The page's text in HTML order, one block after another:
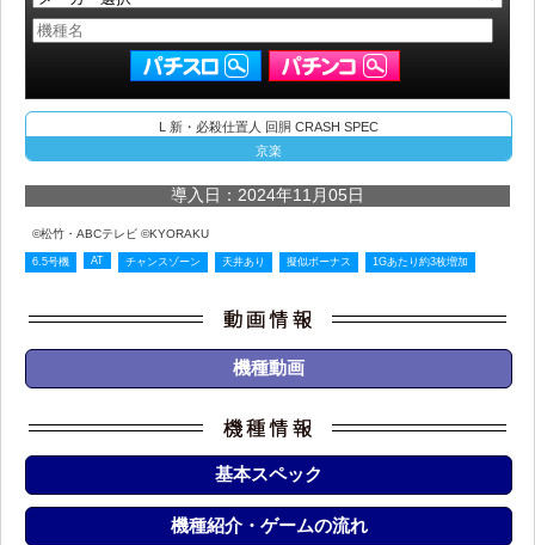
L 新・必殺仕置人 回胴 CRASH SPEC
京楽
導入日：2024年11月05日
©松竹・ABCテレビ ©KYORAKU
6.5号機 AT チャンスゾーン 天井あり 擬似ボーナス 1Gあたり約3枚増加
機種動画
基本スペック
機種紹介・ゲームの流れ